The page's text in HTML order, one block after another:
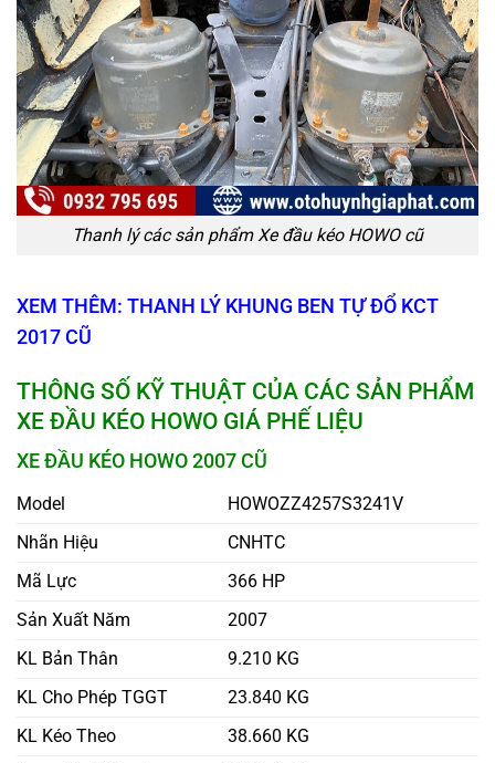
Thanh lý các sản phẩm Xe đầu kéo HOWO cũ
XEM THÊM: THANH LÝ KHUNG BEN TỰ ĐỔ KCT
2017 CŨ
THÔNG SỐ KỸ THUẬT CỦA CÁC SẢN PHẨM
XE ĐẦU KÉO HOWO GIÁ PHẾ LIỆU
XE ĐẦU KÉO HOWO 2007 CŨ
Model
HOWOZZ4257S3241V
Nhãn Hiệu
CNHTC
Mã Lực
366 HP
Sản Xuất Năm
2007
KL Bản Thân
9.210 KG
KL Cho Phép TGGT
23.840 KG
KL Kéo Theo
38.660 KG